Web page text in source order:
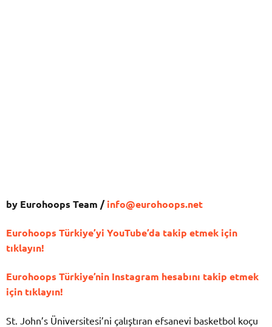
by Eurohoops Team /info@eurohoops.net
Eurohoops Türkiye’yi YouTube’da takip etmek için
tıklayın!
Eurohoops Türkiye’nin Instagram hesabını takip etmek
için tıklayın!
St. John’s Üniversitesi’ni çalıştıran efsanevi basketbol koçu